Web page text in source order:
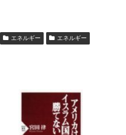
エネルギー エネルギー